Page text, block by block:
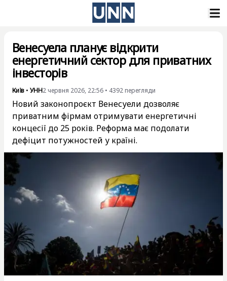
Венесуела планує відкрити
енергетичний сектор для приватних
інвесторів
Київ • УНН2 червня 2026, 22:56 • 4392 перегляди
Новий законопроєкт Венесуели дозволяє
приватним фірмам отримувати енергетичні
концесії до 25 років. Реформа має подолати
дефіцит потужностей у країні.